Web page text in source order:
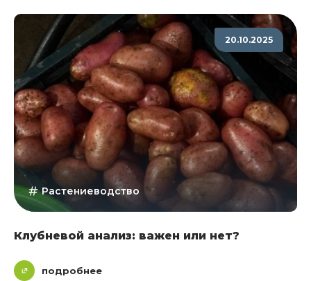
20.10.2025
Растениеводство
Клубневой анализ: важен или нет?
подробнее